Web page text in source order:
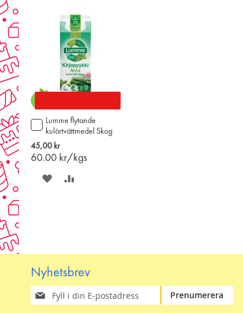
Lumme flytande
kulörtvättmedel Skog
750ml
45,00 kr
60.00 kr/kgs
Lägg
till
i
varukorgen
SPARA
Nyhetsbrev
Prenumerera
på
Prenumerera